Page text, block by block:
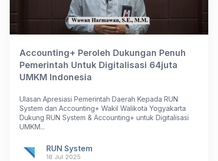
Accounting+ Peroleh Dukungan Penuh
Pemerintah Untuk Digitalisasi 64juta
UMKM Indonesia
Ulasan Apresiasi Pemerintah Daerah Kepada RUN
System dan Accounting+ Wakil Walikota Yogyakarta
Dukung RUN System & Accounting+ untuk Digitalisasi
UMKM...
RUN System
18 Jul 2025